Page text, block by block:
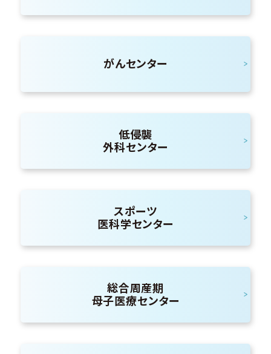
がんセンター
低侵襲
外科センター
スポーツ
医科学センター
総合周産期
母子医療センター